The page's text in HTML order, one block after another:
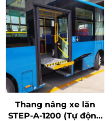
Thang nâng xe lăn
STEP-A-1200 (Tự động